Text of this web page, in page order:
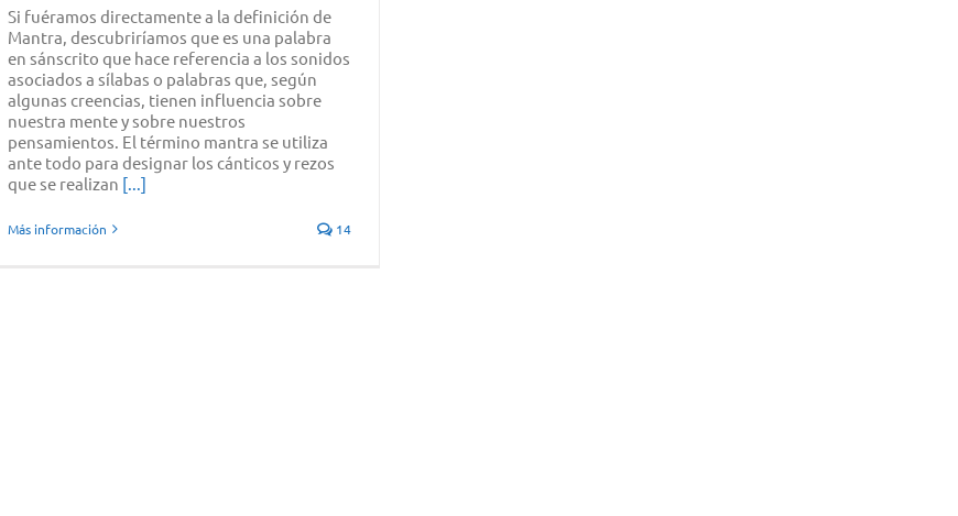
Si fuéramos directamente a la definición de
Mantra, descubriríamos que es una palabra
en sánscrito que hace referencia a los sonidos
asociados a sílabas o palabras que, según
algunas creencias, tienen influencia sobre
nuestra mente y sobre nuestros
pensamientos. El término mantra se utiliza
ante todo para designar los cánticos y rezos
que se realizan [...]
Más información 14